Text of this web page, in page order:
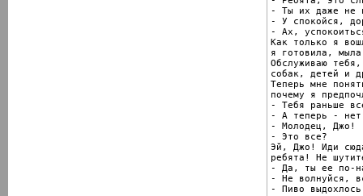
- Ты их даже не
- У спокойся,
- Ах,
Как только я
я готовила,
Обслуживаю
собак, детей и
Теперь мне
почему я
- Тебя раньше
- А теперь -
- Молодец, Джо!
- Это все?
Эй, Джо! Иди
ребята! Не
- Да, ты ее по-
- Не волнуйся,
- Пиво